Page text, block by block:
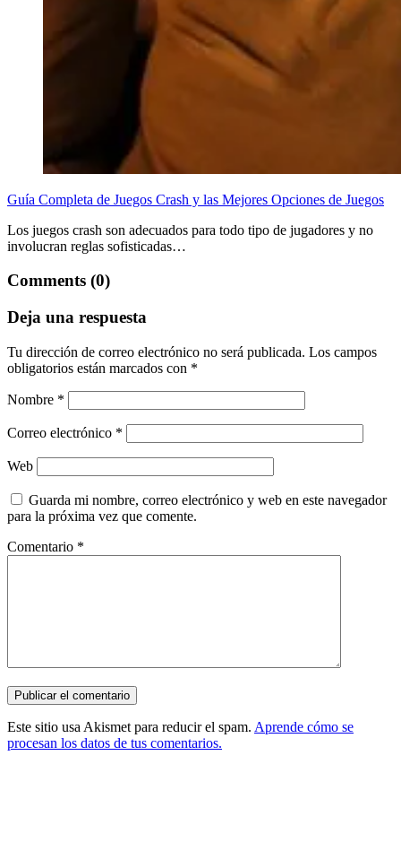
Guía Completa de Juegos Crash y las Mejores Opciones de Juegos
Los juegos crash son adecuados para todo tipo de jugadores y no
involucran reglas sofisticadas…
Comments (0)
Deja una respuesta
Tu dirección de correo electrónico no será publicada. Los campos
obligatorios están marcados con *
Nombre *
Correo electrónico *
Web
Guarda mi nombre, correo electrónico y web en este navegador
para la próxima vez que comente.
Comentario *
Este sitio usa Akismet para reducir el spam. Aprende cómo se
procesan los datos de tus comentarios.